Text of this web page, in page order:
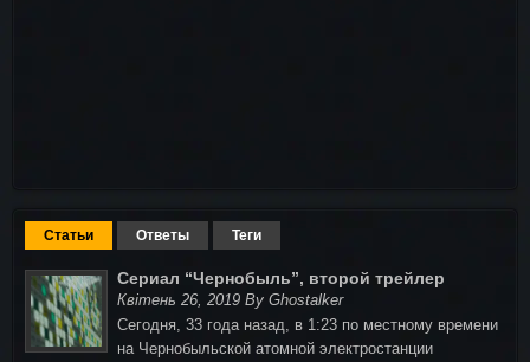
Статьи Ответы Теги
Сериал “Чернобыль”, второй трейлер
Квітень 26, 2019 By Ghostalker
Сегодня, 33 года назад, в 1:23 по местному времени
на Чернобыльской атомной электростанции